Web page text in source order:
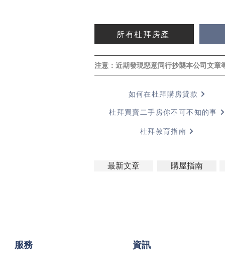
所有杜拜房產
注意：近期發現惡意同行抄襲本公司文
如何在杜拜購房貸款
杜拜買賣二手房你不可不知的事
杜拜教育指南
最新文章 購屋指南
​服務 ​資訊